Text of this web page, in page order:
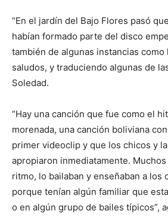
“En el jardín del Bajo Flores pasó
habían formado parte del disco
también de algunas instancias como
saludos, y traduciendo algunas de
Soledad.
“Hay una canción que fue como el
morenada, una canción boliviana
primer videoclip y que los chicos y
apropiaron inmediatamente.
ritmo, lo bailaban y enseñaban a los
porque tenían algún familiar que
o en algún grupo de bailes típicos”,